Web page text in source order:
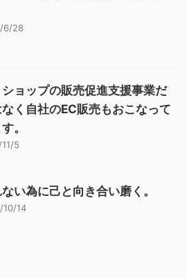
6/28
ョップの販売促進支援事業だ
く自社のEC販売もおこなって
。
5
い為に己と向き合い磨く。
10/14